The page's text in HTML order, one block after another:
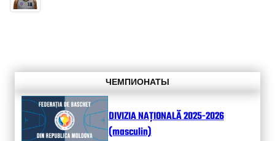
ЧЕМПИОНАТЫ
DIVIZIA NAȚIONALĂ 2025-2026
(masculin)